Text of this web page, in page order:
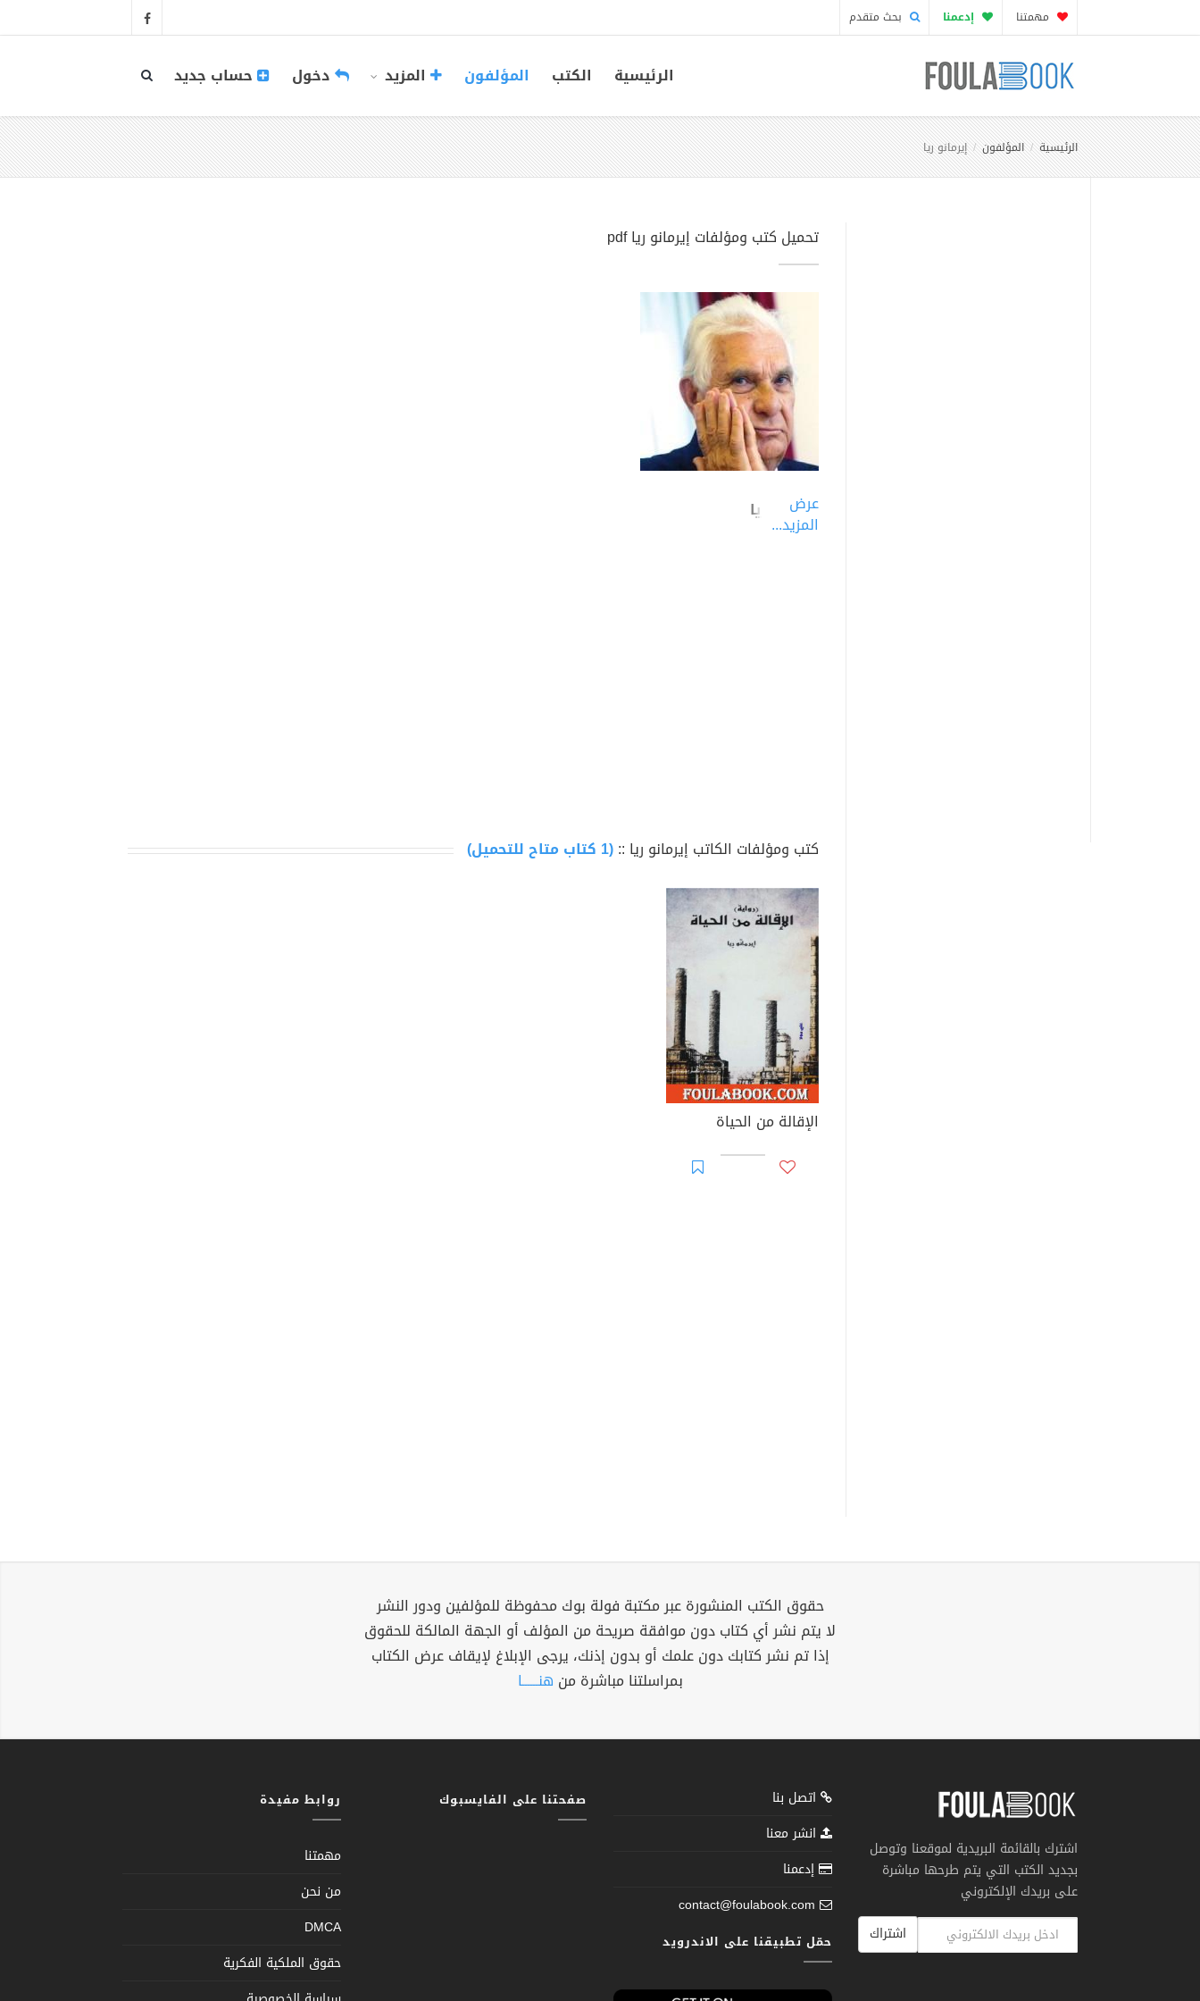
مهمتنا إدعمنا بحث متقدم
الرئيسية الكتب المؤلفون المزيد دخول حساب جديد
الرئيسية المؤلفون إيرمانو ريا
تحميل كتب ومؤلفات إيرمانو ريا pdf
إيرمانو ريا
عرض
المزيد...
كتب ومؤلفات الكاتب إيرمانو ريا ::(1 كتاب متاح للتحميل)
الإقالة من الحياة
حقوق الكتب المنشورة عبر مكتبة فولة بوك محفوظة للمؤلفين ودور النشر
لا يتم نشر أي كتاب دون موافقة صريحة من المؤلف أو الجهة المالكة للحقوق
إذا تم نشر كتابك دون علمك أو بدون إذنك، يرجى الإبلاغ لإيقاف عرض الكتاب
بمراسلتنا مباشرة من هنــــــا
اشترك بالقائمة البريدية لموقعنا وتوصل
بجديد الكتب التي يتم طرحها مباشرة
على بريدك الإلكتروني
اشتراك
اتصل بنا
انشر معنا
إدعمنا
contact@foulabook.com
حمّل تطبيقنا على الاندرويد
صفحتنا على الفايسبوك روابط مفيدة
مهمتنا
من نحن
DMCA
حقوق الملكية الفكرية